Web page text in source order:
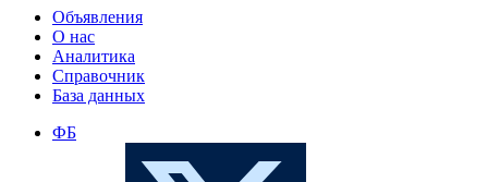
Объявления
О нас
Аналитика
Справочник
База данных
ФБ